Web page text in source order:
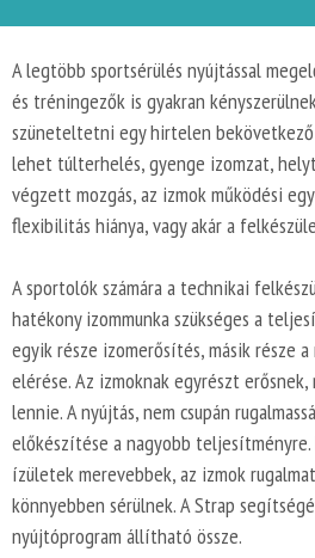
A legtöbb sportsérülés nyújtással
és tréningezők is gyakran
szüneteltetni egy hirtelen bekövetkező
lehet túlterhelés, gyenge izomzat,
végzett mozgás, az izmok működési
flexibilitás hiánya, vagy akár a
A sportolók számára a technikai
hatékony izommunka szükséges a
egyik része izomerősítés, másik része
elérése. Az izmoknak egyrészt
lennie. A nyújtás, nem csupán
előkészítése a nagyobb teljesítményre.
ízületek merevebbek, az izmok
könnyebben sérülnek. A Strap
nyújtóprogram állítható össze.